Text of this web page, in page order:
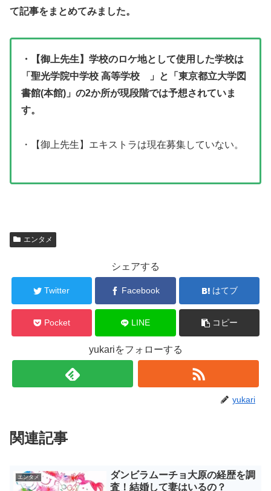
て記事をまとめてみました。
・【御上先生】学校のロケ地として使用した学校は
「聖光学院中学校 高等学校 」と「東京都立大学図
書館(本館)」の2か所が現段階では予想されていま
す。
・【御上先生】エキストラは現在募集していない。
エンタメ
シェアする
Twitter Facebook はてブ
Pocket LINE コピー
yukariをフォローする
yukari
関連記事
エンタメ
ダンビラムーチョ大原の経歴を調
査！結婚して妻はいるの？